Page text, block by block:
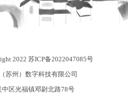
2022 苏ICP备2022047085号
苏州）数字科技有限公司
区光福镇邓尉北路78号